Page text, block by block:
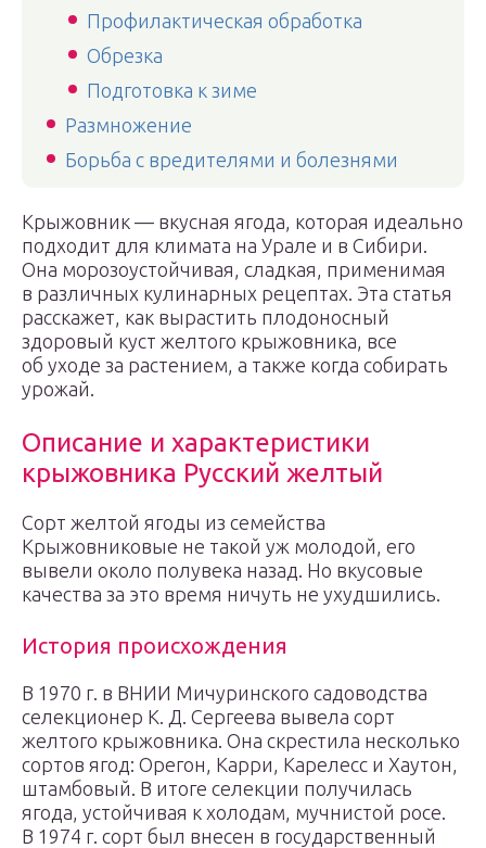
Профилактическая обработка
Обрезка
Подготовка к зиме
Размножение
Борьба с вредителями и болезнями
Крыжовник — вкусная ягода, которая идеально
подходит для климата на Урале и в Сибири.
Она морозоустойчивая, сладкая, применимая
в различных кулинарных рецептах. Эта статья
расскажет, как вырастить плодоносный
здоровый куст желтого крыжовника, все
об уходе за растением, а также когда собирать
урожай.
Описание и характеристики
крыжовника Русский желтый
Сорт желтой ягоды из семейства
Крыжовниковые не такой уж молодой, его
вывели около полувека назад. Но вкусовые
качества за это время ничуть не ухудшились.
История происхождения
В 1970 г. в ВНИИ Мичуринского садоводства
селекционер К. Д. Сергеева вывела сорт
желтого крыжовника. Она скрестила несколько
сортов ягод: Орегон, Карри, Карелесс и Хаутон,
штамбовый. В итоге селекции получилась
ягода, устойчивая к холодам, мучнистой росе.
В 1974 г. сорт был внесен в государственный